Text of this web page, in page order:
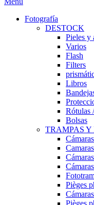
Fotografía
DESTOCK
Pieles y
Varios
Flash
Filters
Libros
Rótulas
Bolsas
TRAMPAS Y
Pièges
Pièges